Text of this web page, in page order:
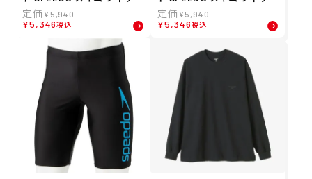
ネス 水着 ビッグ ライナー
ジャマー Big Liner Jamme
r SF62060-KV メンズ 男性 2
3S1 春夏
¥ 5,940
¥5,346税込
ネス 水着 ビッグ ライナー
ジャマー Big Liner Jamme
r SF62060-KR メンズ 男性 2
¥5,940
¥5,346税込